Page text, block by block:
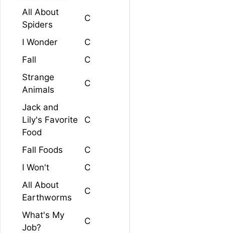
All About
Spiders
C
I Wonder
C
Fall
C
Strange
Animals
C
Jack and
Lily's Favorite
Food
C
Fall Foods
C
I Won't
C
All About
Earthworms
C
What's My
Job?
C